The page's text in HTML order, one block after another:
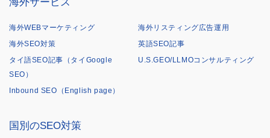
海外サービス
海外WEBマーケティング
海外リスティング広告運用
海外SEO対策
英語SEO記事
タイ語SEO記事（タイGoogle
SEO）
U.S.GEO/LLMOコンサルティング
Inbound SEO（English page）
国別のSEO対策